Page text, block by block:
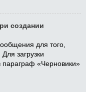
создании
для того,
загрузки
параграф «Черновики»